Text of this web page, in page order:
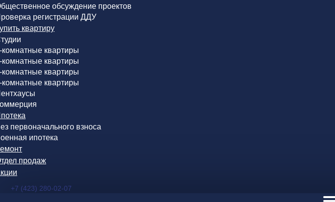
обсуждение проектов
регистрации ДДУ
квартиру
комнатные квартиры
комнатные квартиры
комнатные квартиры
комнатные квартиры
первоначального взноса
ипотека
продаж
+7 (423) 280-02-07